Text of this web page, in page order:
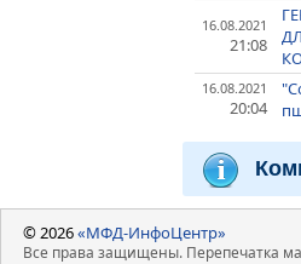
16.08.2021
21:08
16.08.2021
20:04
© 2026«МФД-ИнфоЦентр»
Все права защищены. Перепечатка